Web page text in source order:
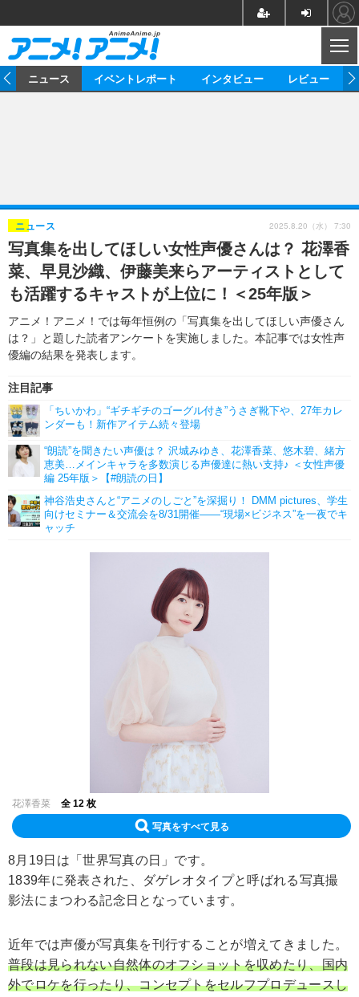
ゲーム グッズ
イベント 海外
海外イベント ビジネス
俳優・タレント アーティスト
ビジネス
アニメ 実写
書評 イベント
ゲーム 座談会
動画
アニメ 映画/ドラマ
アニメ！アニメ！TV ABEMA Cafe
連載・コラム
ニュース イベントレポート インタビュー レビュー
写真集を出してほしい女性声優さんは？ 花澤香
菜、早見沙織、伊藤美来らアーティストとして
も活躍するキャストが上位に！＜25年版＞
アニメ！アニメ！では毎年恒例の「写真集を出してほしい声優さん
は？」と題した読者アンケートを実施しました。本記事では女性声
優編の結果を発表します。
ニュース
注目記事
「ちいかわ」“ギチギチのゴーグル付き”うさぎ靴下や、27年カレ
ンダーも！新作アイテム続々登場
“朗読”を聞きたい声優は？ 沢城みゆき、花澤香菜、悠木碧、緒方
恵美…メインキャラを多数演じる声優達に熱い支持♪ ＜女性声優
編 25年版＞【#朗読の日】
神谷浩史さんと“アニメのしごと”を深掘り！ DMM pictures、学生
向けセミナー＆交流会を8/31開催――“現場×ビジネス”を一夜でキ
ャッチ
2025.8.20（水） 7:30
花澤香菜 全 12 枚
写真をすべて見る
8月19日は「世界写真の日」です。
1839年に発表された、ダゲレオタイプと呼ばれる写真撮
影法にまつわる記念日となっています。
近年では声優が写真集を刊行することが増えてきました。
普段は見られない自然体のオフショットを収めたり、国内
外でロケを行ったり、コンセプトをセルフプロデュースし